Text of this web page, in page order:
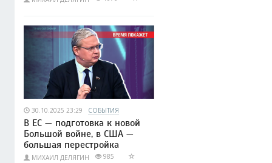
30.10.2025 23:29 СОБЫТИЯ
В ЕС — подготовка к новой
Большой войне, в США —
большая перестройка
МИХАИЛ ДЕЛЯГИН 985